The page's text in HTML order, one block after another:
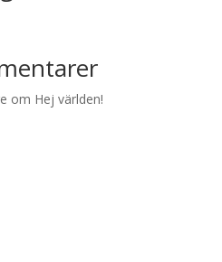
om Hej världen!